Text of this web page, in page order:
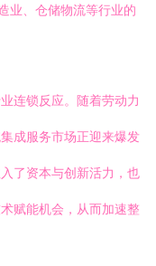
业、仓储物流等行业的
连锁反应。随着劳动力
成服务市场正迎来爆发
了资本与创新活力，也
赋能机会，从而加速整